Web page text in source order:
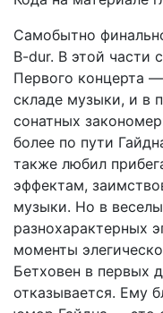
Самобытно
B-dur. В этой части
Первого концерта
складе музыки, и в
сонатных
более по пути
также любил
эффектам,
музыки. Но в
разнохарактерных
моменты
Бетховен в первых
отказывается. Ему